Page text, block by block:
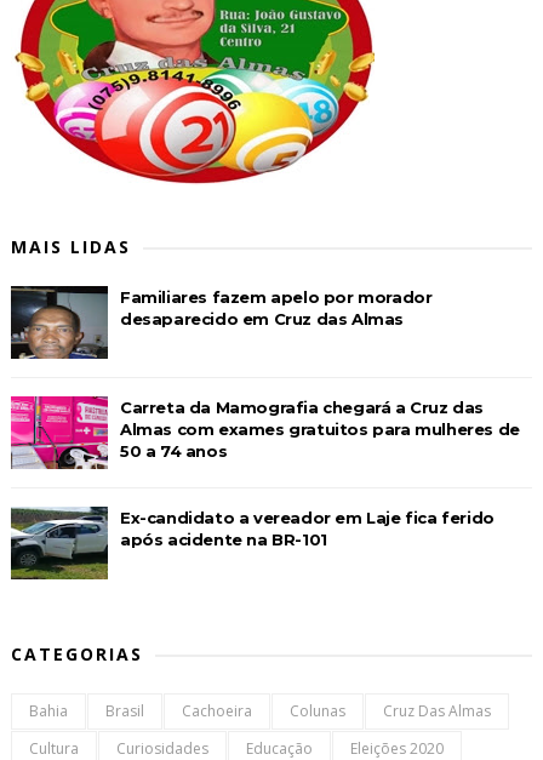
MAIS LIDAS
Familiares fazem apelo por morador
desaparecido em Cruz das Almas
Carreta da Mamografia chegará a Cruz das
Almas com exames gratuitos para mulheres de
50 a 74 anos
Ex-candidato a vereador em Laje fica ferido
após acidente na BR-101
CATEGORIAS
Bahia Brasil Cachoeira Colunas
Cruz Das Almas
Cultura
Curiosidades Educação
Eleições 2020